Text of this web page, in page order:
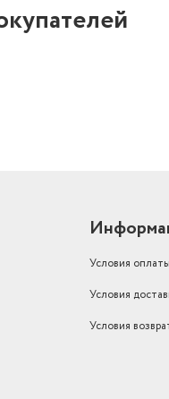
Условия оплаты
Условия
Условия